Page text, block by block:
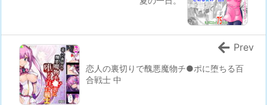
恋人の裏切りで醜悪魔物チ●ポに堕ちる百
合戦士 中
Prev